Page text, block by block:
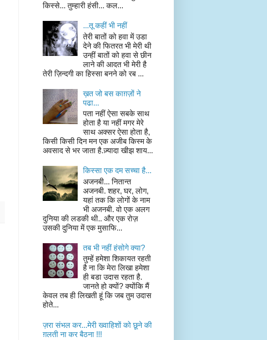
किस्से... तुम्हारी हंसी... कल...
...तू कहीं भी नहीं
तेरी बातों को हवा में उडा
देने की फितरत भी मेरी थी
उन्हीं बातों को हवा से छीन
लाने की आदत भी मेरी है
तेरी ज़िन्दगी का हिस्सा बनने को रब ...
ख़त जो बस काग़ज़ों ने
पढा...
पता नहीं ऐसा सबके साथ
होता है या नहीं मगर मेरे
साथ अक्सर ऐसा होता है,
किसी किसी दिन मन एक अजीब किस्म के
अवसाद से भर जाता है.ज़्यादा खीझ शाय...
किस्सा एक दम सच्चा है...
अजनबी... नितान्त
अजनबी. शहर, घर, लोग,
यहां तक कि लोगों के नाम
भी अजनबी. वो एक अलग
दुनिया की लडकी थी.. और एक रोज़
उसकी दुनिया में एक मुसाफि...
तब भी नहीं हंसोगे क्या?
तुम्हें हमेशा शिकायत रहती
है ना कि मेरा लिखा हमेशा
ही बडा उदास रहता है.
जानते हो क्यों? क्योंकि मैं
केवल तब ही लिखती हूं कि जब तुम उदास
होते...
ज़रा संभल कर...मेरी ख्वाहिशों को छूने की
ग़लती ना कर बैठना !!!